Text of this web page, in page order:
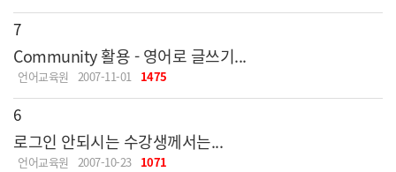
7
Community 활용 - 영어로 글쓰기...
언어교육원 2007-11-01 1475
6
로그인 안되시는 수강생께서는...
언어교육원 2007-10-23 1071